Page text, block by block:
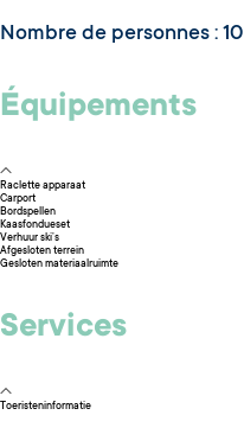
Nombre de personnes : 10
Équipements
Raclette apparaat
Carport
Bordspellen
Kaasfondueset
Verhuur ski’s
Afgesloten terrein
Gesloten materiaalruimte
Services
Toeristeninformatie